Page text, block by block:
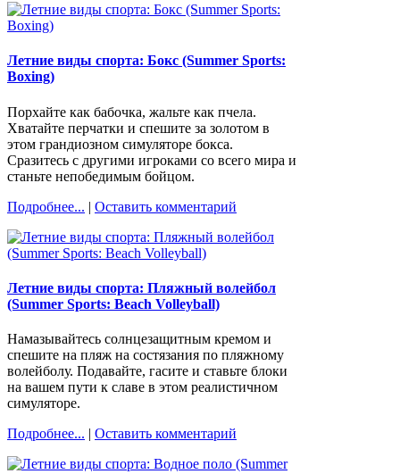
Летние виды спорта: Бокс (Summer Sports:
Boxing)
Порхайте как бабочка, жальте как пчела.
Хватайте перчатки и спешите за золотом в
этом грандиозном симуляторе бокса.
Сразитесь с другими игроками со всего мира и
станьте непобедимым бойцом.
Подробнее... | Оставить комментарий
Летние виды спорта: Пляжный волейбол
(Summer Sports: Beach Volleyball)
Намазывайтесь солнцезащитным кремом и
спешите на пляж на состязания по пляжному
волейболу. Подавайте, гасите и ставьте блоки
на вашем пути к славе в этом реалистичном
симуляторе.
Подробнее... | Оставить комментарий